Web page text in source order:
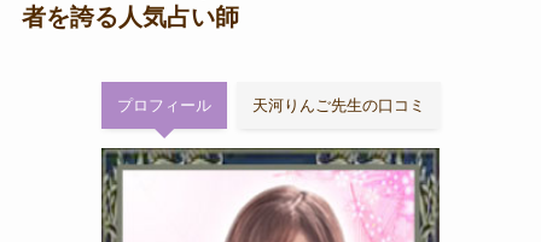
者を誇る人気占い師
プロフィール 天河りんご先生の口コミ